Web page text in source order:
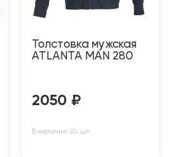
Толстовка мужская
ATLANTA MAN 280
2050 ₽
В наличии: 24 шт